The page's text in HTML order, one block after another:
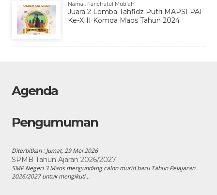
Nama : Farichatul Muti'ah
Juara 2 Lomba Tahfidz Putri MAPSI PAI
Ke-XIII Komda Maos Tahun 2024
Agenda
Pengumuman
Diterbitkan :Jumat, 29 Mei 2026
SPMB Tahun Ajaran 2026/2027
SMP Negeri 3 Maos mengundang calon murid baru Tahun Pelajaran
2026/2027 untuk mengikuti...